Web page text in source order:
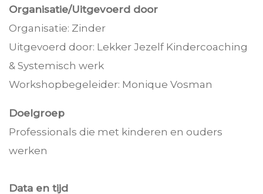
Organisatie/Uitgevoerd door
Organisatie: Zinder
Uitgevoerd door: Lekker Jezelf Kindercoaching
& Systemisch werk
Workshopbegeleider: Monique Vosman
Doelgroep
Professionals die met kinderen en ouders
werken
Data en tijd